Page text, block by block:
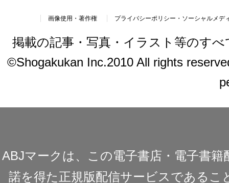
画像使用・著作権 プライバシーポリシー・ソーシャルメデ
掲載の記事・写真・イラスト等のす
©Shogakukan Inc.2010 All rights
ABJマークは、この電子書店・電子書
諾を得た正規版配信サービスであるこ